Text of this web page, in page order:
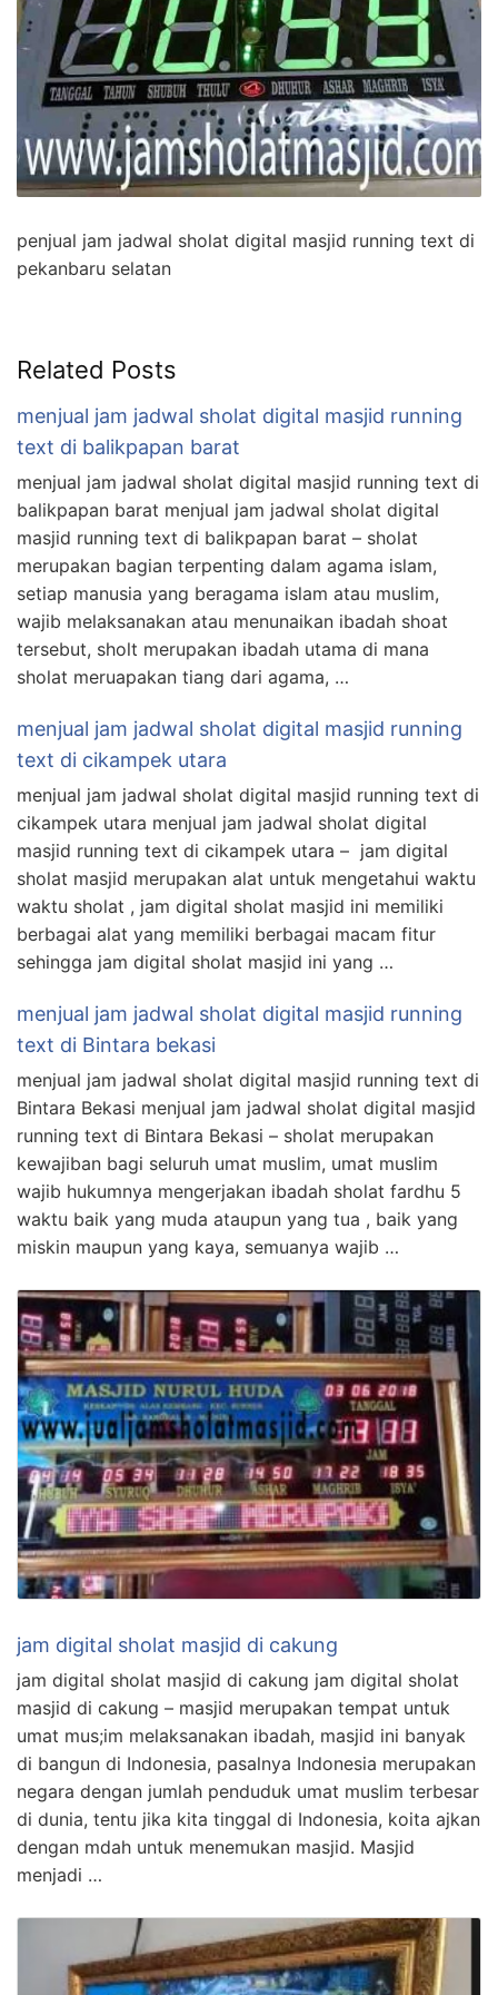
penjual jam jadwal sholat digital masjid running text di
pekanbaru selatan
Related Posts
menjual jam jadwal sholat digital masjid running
text di balikpapan barat
menjual jam jadwal sholat digital masjid running text di
balikpapan barat menjual jam jadwal sholat digital
masjid running text di balikpapan barat – sholat
merupakan bagian terpenting dalam agama islam,
setiap manusia yang beragama islam atau muslim,
wajib melaksanakan atau menunaikan ibadah shoat
tersebut, sholt merupakan ibadah utama di mana
sholat meruapakan tiang dari agama, …
menjual jam jadwal sholat digital masjid running
text di cikampek utara
menjual jam jadwal sholat digital masjid running text di
cikampek utara menjual jam jadwal sholat digital
masjid running text di cikampek utara – jam digital
sholat masjid merupakan alat untuk mengetahui waktu
waktu sholat , jam digital sholat masjid ini memiliki
berbagai alat yang memiliki berbagai macam fitur
sehingga jam digital sholat masjid ini yang …
menjual jam jadwal sholat digital masjid running
text di Bintara bekasi
menjual jam jadwal sholat digital masjid running text di
Bintara Bekasi menjual jam jadwal sholat digital masjid
running text di Bintara Bekasi – sholat merupakan
kewajiban bagi seluruh umat muslim, umat muslim
wajib hukumnya mengerjakan ibadah sholat fardhu 5
waktu baik yang muda ataupun yang tua , baik yang
miskin maupun yang kaya, semuanya wajib …
jam digital sholat masjid di cakung
jam digital sholat masjid di cakung jam digital sholat
masjid di cakung – masjid merupakan tempat untuk
umat mus;im melaksanakan ibadah, masjid ini banyak
di bangun di Indonesia, pasalnya Indonesia merupakan
negara dengan jumlah penduduk umat muslim terbesar
di dunia, tentu jika kita tinggal di Indonesia, koita ajkan
dengan mdah untuk menemukan masjid. Masjid
menjadi …